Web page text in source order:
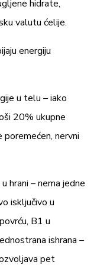
mg
-
125
-
129 A, 6223
na pakovanju)
Food
49B, Palilula,
Ministarstva
2025 od
hidrate,
valutu ćelije.
energiju
u telu – iako
20% ukupne
nervni
hrani – nema jedne
isključivo u
B1 u
ishrana –
pet